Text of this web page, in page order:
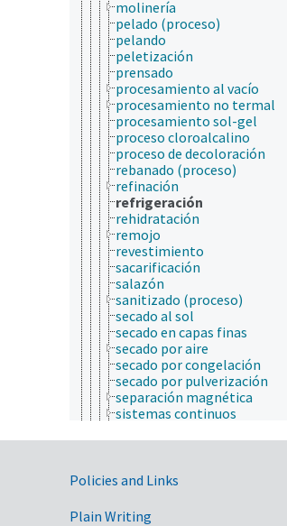
molinería
pelado (proceso)
pelando
peletización
prensado
procesamiento al vacío
procesamiento no termal
procesamiento sol-gel
proceso cloroalcalino
proceso de decoloración
rebanado (proceso)
refinación
refrigeración
rehidratación
remojo
revestimiento
sacarificación
salazón
sanitizado (proceso)
secado al sol
secado en capas finas
secado por aire
secado por congelación
secado por pulverización
separación magnética
sistemas continuos
soldadura blanda
solubilización
taladrado
Government Links
Policies and Links
Plain Writing